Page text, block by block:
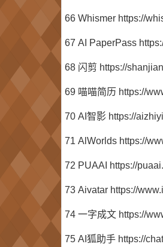
66 Whismer https://
67 AI PaperPass
68 闪剪 https://
69 喵喵简历 https://
70 AI智影 https://
71 AlWorlds https://
72 PUAAI https://
73 Aivatar https://
74 一字成文 https://
75 AI狐助手 https://